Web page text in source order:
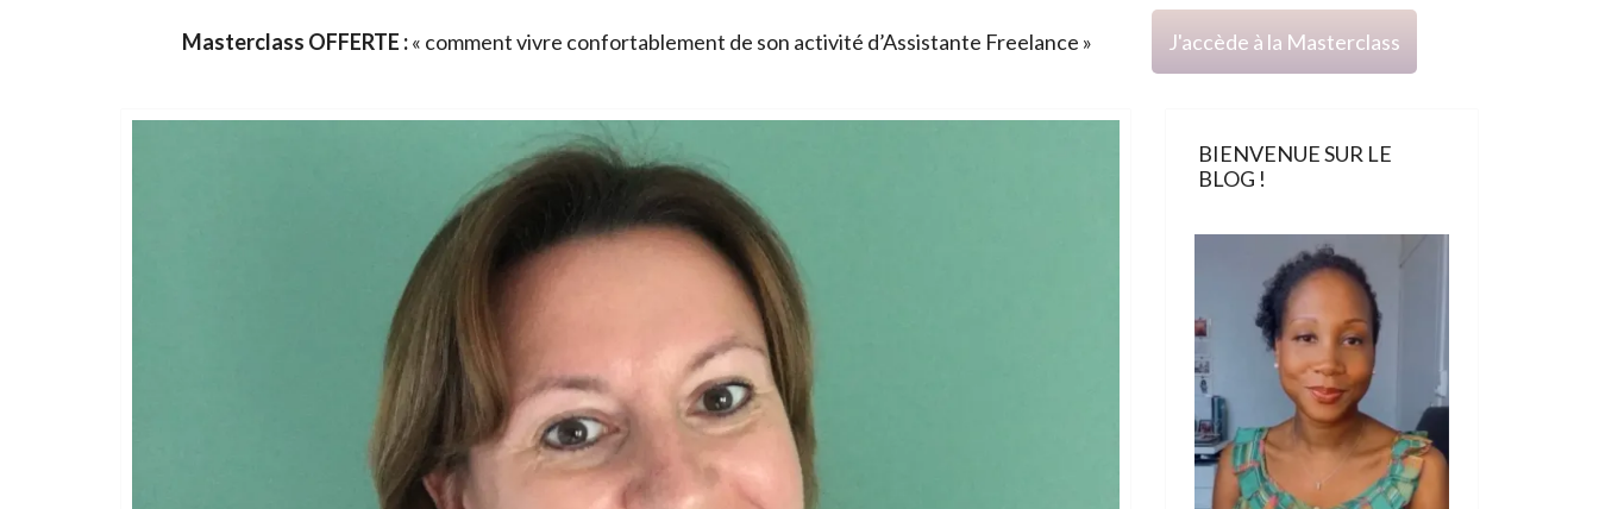
Masterclass OFFERTE :« comment vivre confortablement de son activité d’Assistante Freelance » J'accède à la Masterclass
BIENVENUE SUR LE
BLOG !